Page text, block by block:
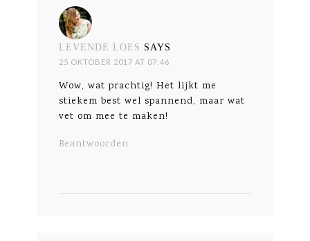
LEVENDE LOES SAYS
25 OKTOBER 2017 AT 07:46
Wow, wat prachtig! Het lijkt me
stiekem best wel spannend, maar wat
vet om mee te maken!
Beantwoorden